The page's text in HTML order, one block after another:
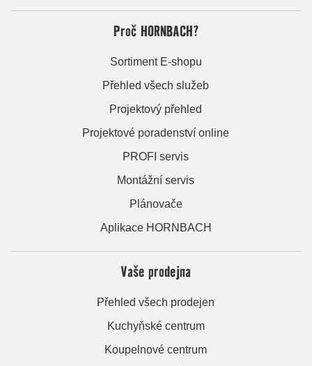
Proč HORNBACH?
Sortiment E-shopu
Přehled všech služeb
Projektový přehled
Projektové poradenství online
PROFI servis
Montážní servis
Plánovače
Aplikace HORNBACH
Vaše prodejna
Přehled všech prodejen
Kuchyňské centrum
Koupelnové centrum